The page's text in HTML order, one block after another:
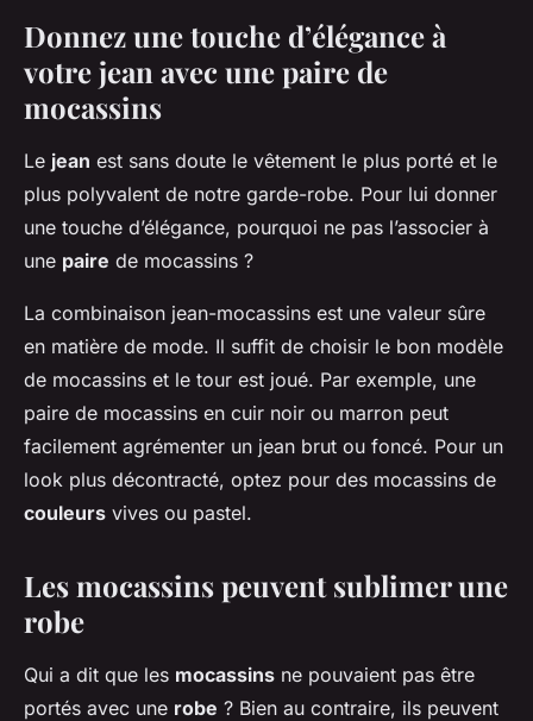
Donnez une touche d’élégance à
votre jean avec une paire de
mocassins
Le jean est sans doute le vêtement le plus porté et le
plus polyvalent de notre garde-robe. Pour lui donner
une touche d’élégance, pourquoi ne pas l’associer à
une paire de mocassins ?
La combinaison jean-mocassins est une valeur sûre
en matière de mode. Il suffit de choisir le bon modèle
de mocassins et le tour est joué. Par exemple, une
paire de mocassins en cuir noir ou marron peut
facilement agrémenter un jean brut ou foncé. Pour un
look plus décontracté, optez pour des mocassins de
couleurs vives ou pastel.
Les mocassins peuvent sublimer une
robe
Qui a dit que les mocassins ne pouvaient pas être
portés avec une robe ? Bien au contraire, ils peuvent